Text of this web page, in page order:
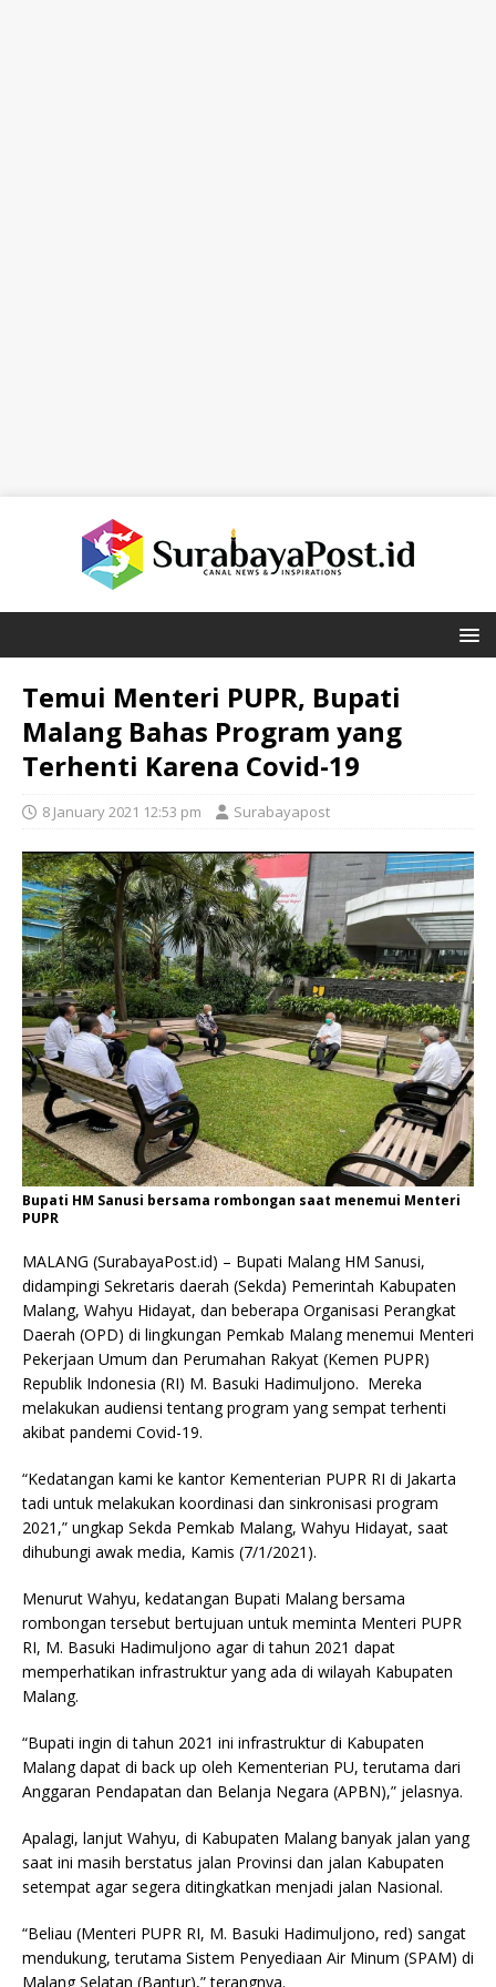
Temui Menteri PUPR, Bupati
Malang Bahas Program yang
Terhenti Karena Covid-19
8 January 2021 12:53 pm Surabayapost
Bupati HM Sanusi bersama rombongan saat menemui Menteri
PUPR
MALANG (SurabayaPost.id) – Bupati Malang HM Sanusi,
didampingi Sekretaris daerah (Sekda) Pemerintah Kabupaten
Malang, Wahyu Hidayat, dan beberapa Organisasi Perangkat
Daerah (OPD) di lingkungan Pemkab Malang menemui Menteri
Pekerjaan Umum dan Perumahan Rakyat (Kemen PUPR)
Republik Indonesia (RI) M. Basuki Hadimuljono. Mereka
melakukan audiensi tentang program yang sempat terhenti
akibat pandemi Covid-19.
“Kedatangan kami ke kantor Kementerian PUPR RI di Jakarta
tadi untuk melakukan koordinasi dan sinkronisasi program
2021,” ungkap Sekda Pemkab Malang, Wahyu Hidayat, saat
dihubungi awak media, Kamis (7/1/2021).
Menurut Wahyu, kedatangan Bupati Malang bersama
rombongan tersebut bertujuan untuk meminta Menteri PUPR
RI, M. Basuki Hadimuljono agar di tahun 2021 dapat
memperhatikan infrastruktur yang ada di wilayah Kabupaten
Malang.
“Bupati ingin di tahun 2021 ini infrastruktur di Kabupaten
Malang dapat di back up oleh Kementerian PU, terutama dari
Anggaran Pendapatan dan Belanja Negara (APBN),” jelasnya.
Apalagi, lanjut Wahyu, di Kabupaten Malang banyak jalan yang
saat ini masih berstatus jalan Provinsi dan jalan Kabupaten
setempat agar segera ditingkatkan menjadi jalan Nasional.
“Beliau (Menteri PUPR RI, M. Basuki Hadimuljono, red) sangat
mendukung, terutama Sistem Penyediaan Air Minum (SPAM) di
Malang Selatan (Bantur),” terangnya.